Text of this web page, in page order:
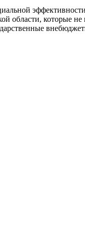
области, которые